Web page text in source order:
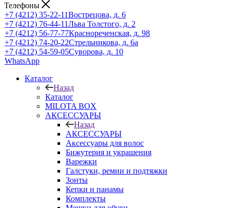
Телефоны
+7 (4212) 35-22-11Вострецова, д. 6
+7 (4212) 76-44-11Льва Толстого, д. 2
+7 (4212) 56-77-77Краснореченская, д. 98
+7 (4212) 74-20-22Стрельникова, д. 6а
+7 (4212) 54-59-05Суворова, д. 10
WhatsApp
Каталог
Назад
Каталог
MILOTA BOX
АКСЕССУАРЫ
Назад
АКСЕССУАРЫ
Аксессуары для волос
Бижутерия и украшения
Варежки
Галстуки, ремни и подтяжки
Зонты
Кепки и панамы
Комплекты